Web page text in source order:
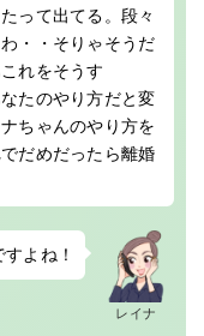
って出てる。段々
・・そりゃそうだ
れをそうす
たのやり方だと変
ちゃんのやり方を
だめだったら離婚
レイナ
よね！